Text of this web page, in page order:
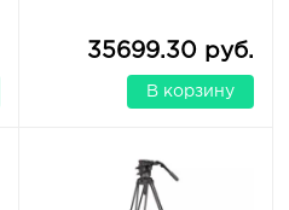
35699.30 руб.
В корзину